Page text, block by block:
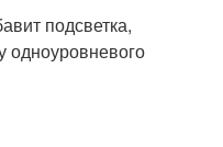
подсветка,
одноуровневого